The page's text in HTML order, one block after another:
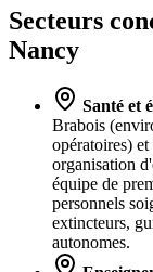
Secteurs
Nancy
Santé et
Brabois
opératoires)
organisation
équipe de
personnels
extincteurs,
autonomes.